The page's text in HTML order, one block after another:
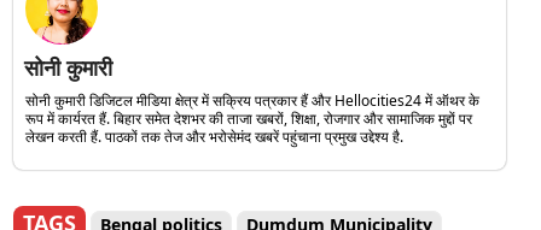
सोनी कुमारी
सोनी कुमारी डिजिटल मीडिया क्षेत्र में सक्रिय पत्रकार हैं और Hellocities24 में ऑथर के
रूप में कार्यरत हैं. बिहार समेत देशभर की ताजा खबरों, शिक्षा, रोजगार और सामाजिक मुद्दों पर
लेखन करती हैं. पाठकों तक तेज और भरोसेमंद खबरें पहुंचाना प्रमुख उद्देश्य है.
TAGS Bengal politics
Dumdum Municipality